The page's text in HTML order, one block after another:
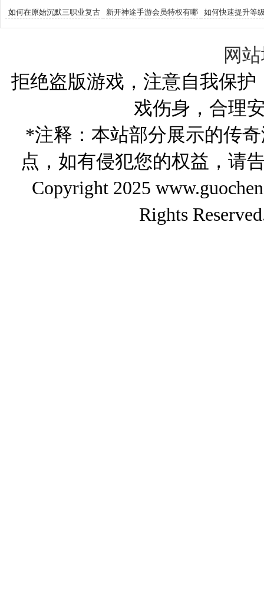
如何在原始沉默三职业复古
传奇中寻回游戏本真？
新开神途手游会员特权有哪
些？如何利用会员福利快速
如何快速提升等
合击技能如何搭
网
拒绝盗版游戏，注意自我保
戏伤身，合理
*注释：本站部分展示的传
点，如有侵犯您的权益，请
Copyright 2025
Rights